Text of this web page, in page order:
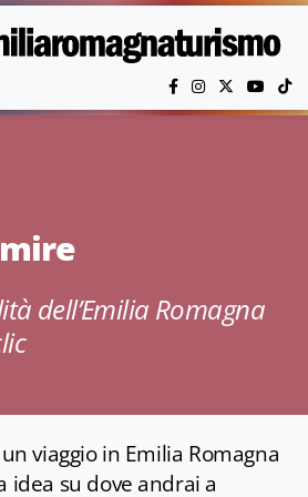
dell’Emilia Romagna
viaggio in Emilia Romagna
idea su dove andrai a